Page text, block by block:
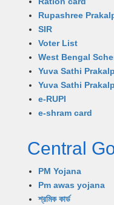
Rupashree
SIR
Voter List
West Bengal
Yuva Sathi
Yuva Sathi
e-RUPI
e-shram card
Central
PM Yojana
Pm awas yojana
শ্রমিক কার্ড